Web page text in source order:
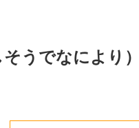
うでなにより）